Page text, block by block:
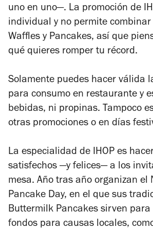
uno en uno—. La promoción de
individual y no permite combinar
Waffles y Pancakes, así que
qué quieres romper tu récord.
Solamente puedes hacer válida
para consumo en restaurante y
bebidas, ni propinas. Tampoco
otras promociones o en días
La especialidad de IHOP es
satisfechos —y felices— a los
mesa. Año tras año organizan el
Pancake Day, en el que sus
Buttermilk Pancakes sirven
fondos para causas locales,